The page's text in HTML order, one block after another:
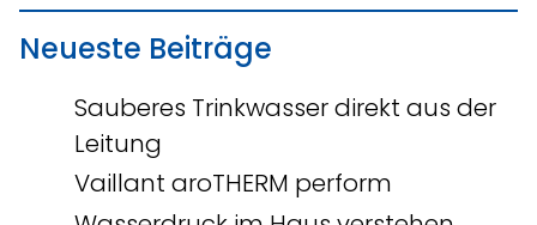
Neueste Beiträge
Sauberes Trinkwasser direkt aus der
Leitung
Vaillant aroTHERM perform